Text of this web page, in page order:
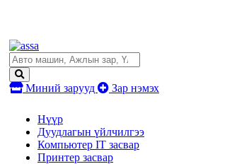
Миний зарууд Зар нэмэх
Нүүр
Дуудлагын үйлчилгээ
Компьютер IT засвар
Принтер засвар